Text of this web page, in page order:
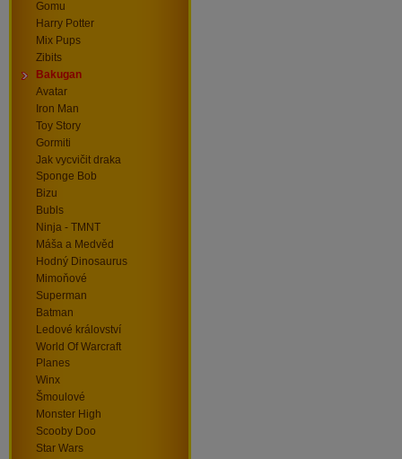
Gomu
Harry Potter
Mix Pups
Zibits
Bakugan
Avatar
Iron Man
Toy Story
Gormiti
Jak vycvičit draka
Sponge Bob
Bizu
Bubls
Ninja - TMNT
Máša a Medvěd
Hodný Dinosaurus
Mimoňové
Superman
Batman
Ledové království
World Of Warcraft
Planes
Winx
Šmoulové
Monster High
Scooby Doo
Star Wars